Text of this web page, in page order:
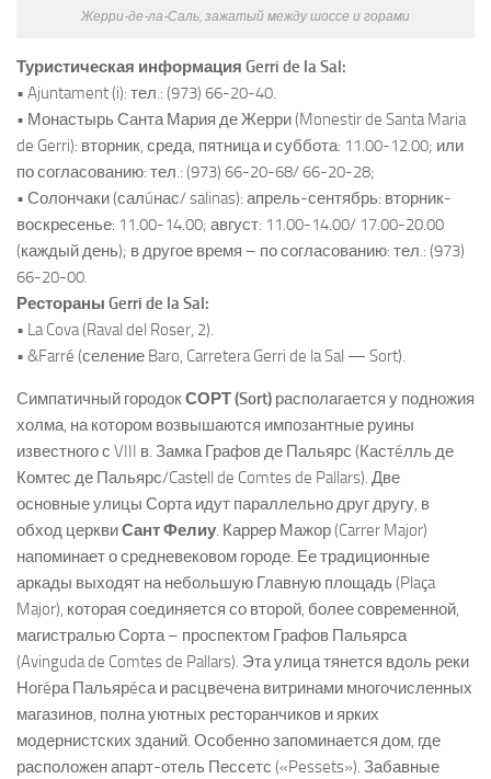
Жерри-де-ла-Саль, зажатый между шоссе и горами
Туристическая информация Gerri de la Sal:
• Ajuntament (i): тел.: (973) 66-20-40.
• Монастырь Санта Мария де Жерри (Monestir de Santa Maria
de Gerri): вторник, среда, пятница и суббота: 11.00-12.00; или
по согласованию: тел.: (973) 66-20-68/ 66-20-28;
• Солончаки (салúнас/ salinas): апрель-сентябрь: вторник-
воскресенье: 11.00-14.00; август: 11.00-14.00/ 17.00-20.00
(каждый день); в другое время – по согласованию: тел.: (973)
66-20-00.
Рестораны Gerri de la Sal:
• La Cova (Raval del Roser, 2).
• &Farré (селение Baro, Carretera Gerri de la Sal — Sort).
Симпатичный городокСОРТ (Sort) располагается у подножия
холма, на котором возвышаются импозантные руины
известного с VIII в. Замка Графов де Пальярс (Кастéлль де
Комтес де Пальярс/Castеll de Comtes de Pallars). Две
основные улицы Сорта идут параллельно друг другу, в
обход церквиСант Фелиу. Каррер Мажор (Carrer Major)
напоминает о средневековом городе. Ее традиционные
аркады выходят на небольшую Главную площадь (Plaça
Major), которая соединяется со второй, более современной,
магистралью Сорта – проспектом Графов Пальярса
(Avinguda de Comtes de Pallars). Эта улица тянется вдоль реки
Ногéра Пальярéса и расцвечена витринами многочисленных
магазинов, полна уютных ресторанчиков и ярких
модернистских зданий. Особенно запоминается дом, где
расположен апарт-отель Пессетс («Pessets»). Забавные